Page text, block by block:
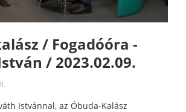
/ Fogadóóra -
/ 2023.02.09.
Istvánnal, az Óbuda-Kalász